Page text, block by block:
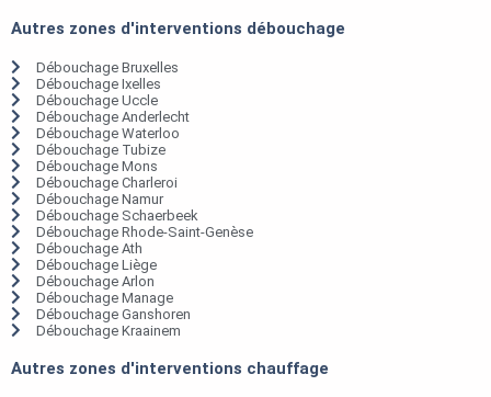
Autres zones d'interventions débouchage
Débouchage Bruxelles
Débouchage Ixelles
Débouchage Uccle
Débouchage Anderlecht
Débouchage Waterloo
Débouchage Tubize
Débouchage Mons
Débouchage Charleroi
Débouchage Namur
Débouchage Schaerbeek
Débouchage Rhode-Saint-Genèse
Débouchage Ath
Débouchage Liège
Débouchage Arlon
Débouchage Manage
Débouchage Ganshoren
Débouchage Kraainem
Autres zones d'interventions chauffage